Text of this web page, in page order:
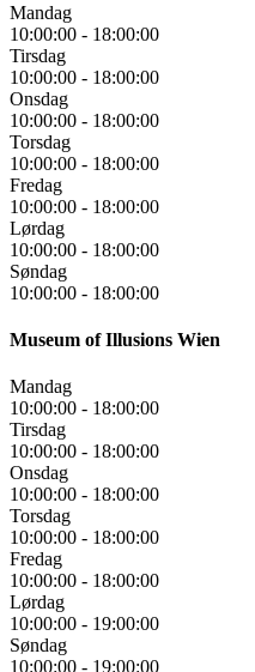
Mandag
10:00:00 - 18:00:00
Tirsdag
10:00:00 - 18:00:00
Onsdag
10:00:00 - 18:00:00
Torsdag
10:00:00 - 18:00:00
Fredag
10:00:00 - 18:00:00
Lørdag
10:00:00 - 18:00:00
Søndag
10:00:00 - 18:00:00
Museum of Illusions Wien
Mandag
10:00:00 - 18:00:00
Tirsdag
10:00:00 - 18:00:00
Onsdag
10:00:00 - 18:00:00
Torsdag
10:00:00 - 18:00:00
Fredag
10:00:00 - 18:00:00
Lørdag
10:00:00 - 19:00:00
Søndag
10:00:00 - 19:00:00